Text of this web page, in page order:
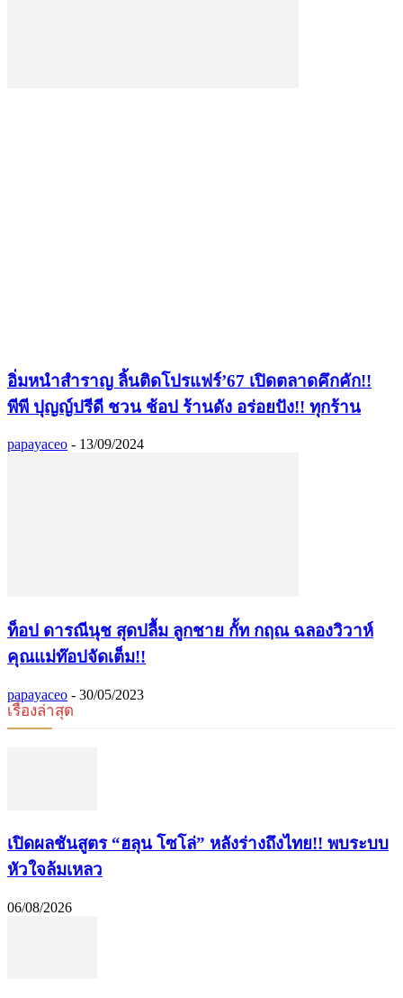
อิ่มหนำสำราญ ลิ้นติดโปรแฟร์’67 เปิดตลาดคึกคัก!!
พีพี ปุญญ์ปรีดี ชวน ช้อป ร้านดัง อร่อยปัง!! ทุกร้าน
papayaceo - 13/09/2024
ท็อป ดารณีนุช สุดปลื้ม ลูกชาย กั้ท กฤณ ฉลองวิวาห์
คุณแม่ท๊อปจัดเต็ม!!
papayaceo - 30/05/2023
เรื่องล่าสุด
เปิดผลชันสูตร “ฮลุน โซโล่” หลังร่างถึงไทย!! พบระบบ
หัวใจล้มเหลว
06/08/2026